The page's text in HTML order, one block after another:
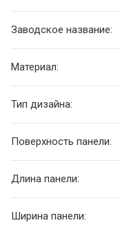
Заводское название:
Материал:
Тип дизайна:
Поверхность панели:
Длина панели:
Ширина панели: